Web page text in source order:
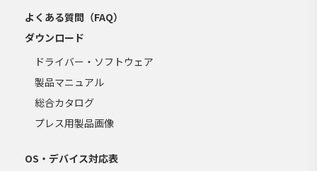
よくある質問（FAQ）
ダウンロード
ドライバー・ソフトウェア
製品マニュアル
総合カタログ
プレス用製品画像
OS・デバイス対応表